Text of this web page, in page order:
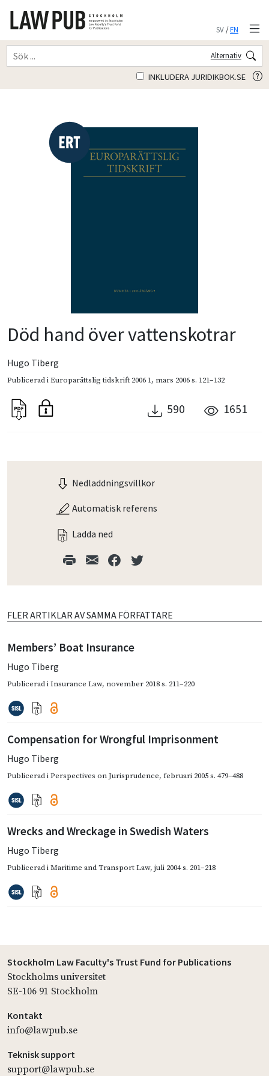
SV/EN
Alternativ
INKLUDERA JURIDIKBOK.SE
Död hand över vattenskotrar
Hugo Tiberg
Publicerad iEuroparättslig tidskrift 2006 1, mars 2006s. 121–132
590 1651
Nedladdningsvillkor
Automatisk referens
Ladda ned
FLER ARTIKLAR AV SAMMA FÖRFATTARE
Members’ Boat Insurance
Hugo Tiberg
Publicerad iInsurance Law, november 2018s. 211–220
Compensation for Wrongful Imprisonment
Hugo Tiberg
Publicerad iPerspectives on Jurisprudence, februari 2005s. 479–488
Wrecks and Wreckage in Swedish Waters
Hugo Tiberg
Publicerad iMaritime and Transport Law, juli 2004s. 201–218
Stockholm Law Faculty's Trust Fund for Publications
Stockholms universitet
SE-106 91 Stockholm
Kontakt
info@lawpub.se
Teknisk support
support@lawpub.se